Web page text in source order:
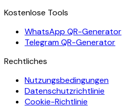
Kostenlose Tools
WhatsApp QR-Generator
Telegram QR-Generator
Rechtliches
Nutzungsbedingungen
Datenschutzrichtlinie
Cookie-Richtlinie